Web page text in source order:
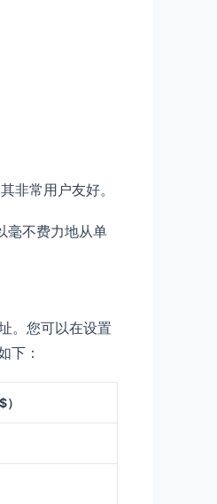
非常用户友好。
毫不费力地从单
。您可以在设置
下：